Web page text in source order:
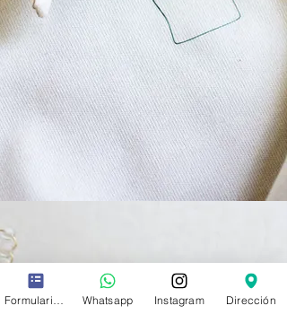
Whatsapp Instagram Dirección